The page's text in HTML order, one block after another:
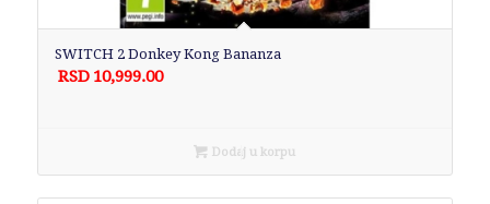
SWITCH 2 Donkey Kong Bananza
RSD 10,999.00
Dodaj u korpu